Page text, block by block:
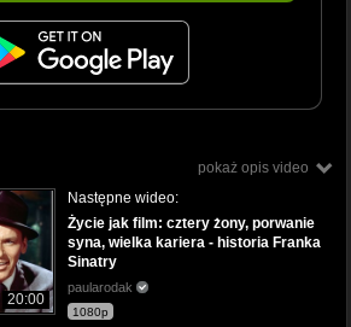
pokaż opis video
20:00
Następne wideo:
Życie jak film: cztery żony, porwanie
syna, wielka kariera - historia Franka
Sinatry
paularodak
1080p